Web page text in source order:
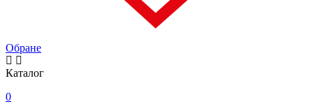
Обране
Каталог
0